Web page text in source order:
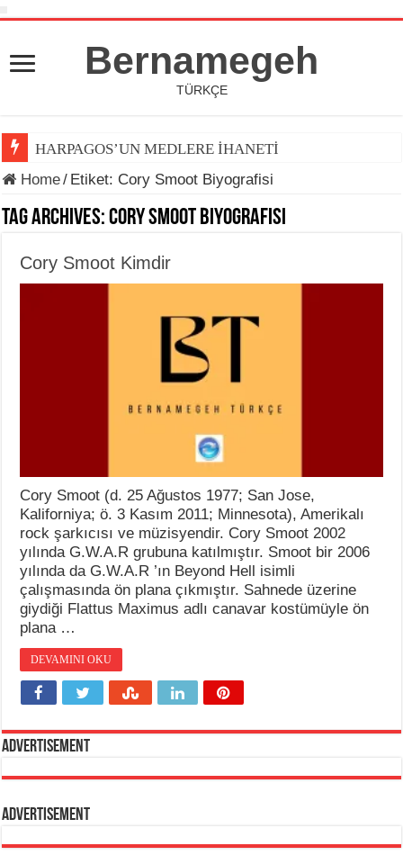
Bernamegeh
TÜRKÇE
HARPAGOS’UN MEDLERE İHANETİ
Home/ Etiket: Cory Smoot Biyografisi
Tag Archives:Cory Smoot Biyografisi
Cory Smoot Kimdir
Cory Smoot (d. 25 Ağustos 1977; San Jose,
Kaliforniya; ö. 3 Kasım 2011; Minnesota), Amerikalı
rock şarkıcısı ve müzisyendir. Cory Smoot 2002
yılında G.W.A.R grubuna katılmıştır. Smoot bir 2006
yılında da G.W.A.R ’ın Beyond Hell isimli
çalışmasında ön plana çıkmıştır. Sahnede üzerine
giydiği Flattus Maximus adlı canavar kostümüyle ön
plana …
DEVAMINI OKU
Advertisement
Advertisement